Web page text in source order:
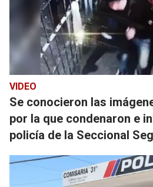
VIDEO
Se conocieron las
por la que condenaron e
policía de la Seccional